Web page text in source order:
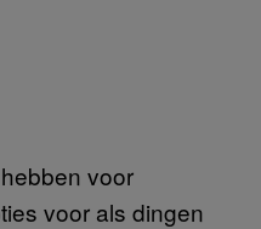
voor
voor als dingen